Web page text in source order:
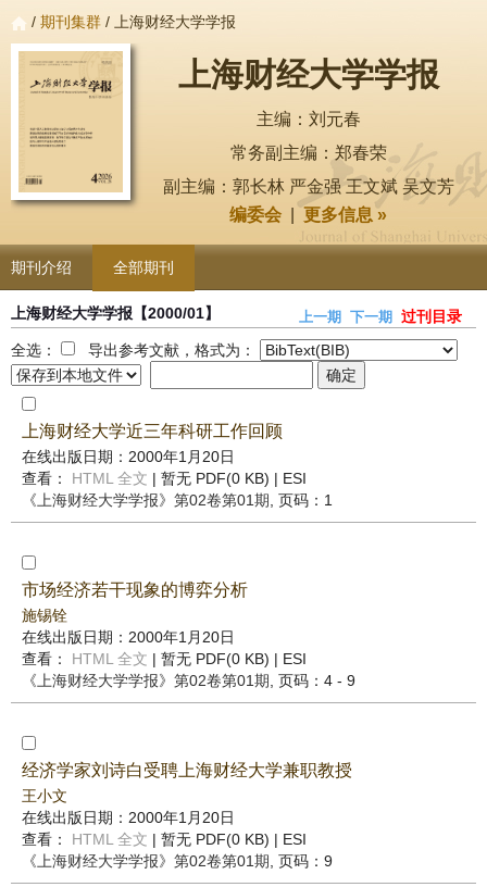
/ 期刊集群 / 上海财经大学学报
上海财经大学学报
主编：刘元春
常务副主编：郑春荣
副主编：郭长林 严金强 王文斌 吴文芳
编委会 |更多信息 »
期刊介绍 全部期刊
上海财经大学学报 【2000/01】 上一期 下一期
过刊目录
全选：
导出参考文献，格式为：
上海财经大学近三年科研工作回顾
在线出版日期：2000年1月20日
查看： HTML 全文 | 暂无 PDF(0 KB) | ESI
《上海财经大学学报》 第02卷第01期 , 页码：1
市场经济若干现象的博弈分析
施锡铨
在线出版日期：2000年1月20日
查看： HTML 全文 | 暂无 PDF(0 KB) | ESI
《上海财经大学学报》 第02卷第01期 , 页码：4 - 9
经济学家刘诗白受聘上海财经大学兼职教授
王小文
在线出版日期：2000年1月20日
查看： HTML 全文 | 暂无 PDF(0 KB) | ESI
《上海财经大学学报》 第02卷第01期 , 页码：9